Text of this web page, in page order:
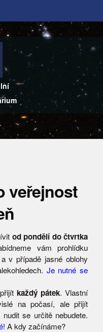
veřejnost
od pondělí do čtvrtka
vám prohlídku
v případě jasné oblohy
Je nutné se
každý pátek. Vlastní
na počasí, ale přijít
se určitě nebudete.
A kdy začínáme?